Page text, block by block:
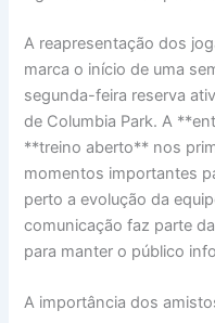
A reapresentação dos
marca o início de uma
segunda-feira reserva
de Columbia Park. A
**treino aberto** nos
momentos importantes
perto a evolução da
comunicação faz parte
para manter o público
A importância dos